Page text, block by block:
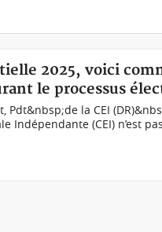
2025, voici
le processus
la CEI
Indépendante (CEI) n’est